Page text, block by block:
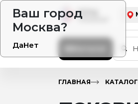
Ваш город
Москва?
ДаНет
ГЛАВНАЯ КАТАЛОГ